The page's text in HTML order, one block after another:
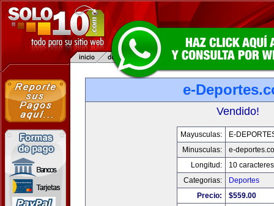
e-
Vendido!
Mayusculas:
E-
Minusculas:
e-
Longitud:
10 caracteres
Categorias:
Deportes
Precio:
$559.00